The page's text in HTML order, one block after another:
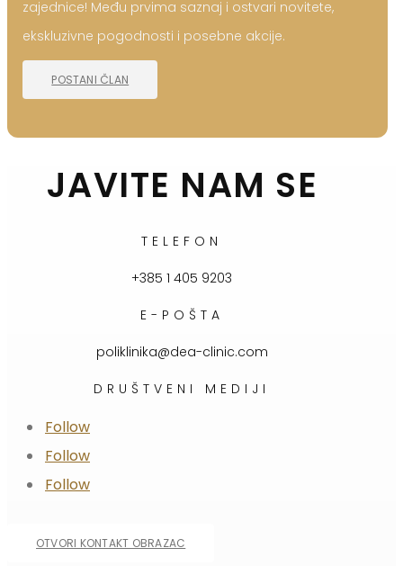
zajednice! Među prvima saznaj i ostvari novitete,
ekskluzivne pogodnosti i posebne akcije.
POSTANI ČLAN
JAVITE NAM SE
TELEFON
+385 1 405 9203
E-POŠTA
poliklinika@dea-clinic.com
DRUŠTVENI MEDIJI
Follow
Follow
Follow
OTVORI KONTAKT OBRAZAC